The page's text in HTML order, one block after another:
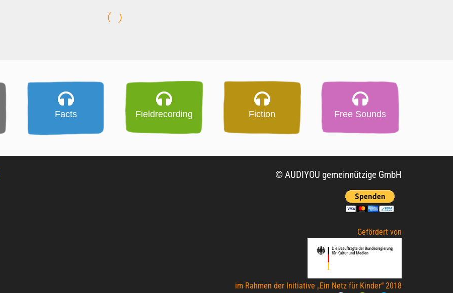
Facts Fieldrecording Fiction Free Sounds
© AUDIYOU gemeinnützige GmbH
Gefördert von
im Rahmen der Initiative „Ein Netz für Kinder“ 2018